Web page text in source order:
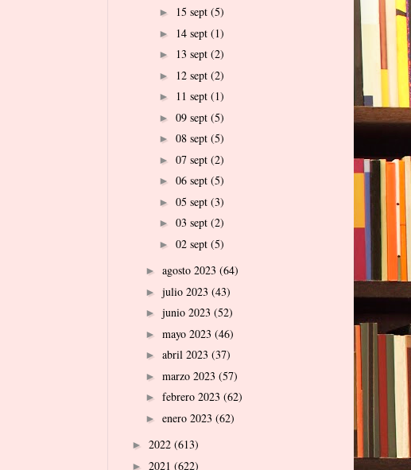
► 15 sept (5)
► 14 sept (1)
► 13 sept (2)
► 12 sept (2)
► 11 sept (1)
► 09 sept (5)
► 08 sept (5)
► 07 sept (2)
► 06 sept (5)
► 05 sept (3)
► 03 sept (2)
► 02 sept (5)
► agosto 2023 (64)
► julio 2023 (43)
► junio 2023 (52)
► mayo 2023 (46)
► abril 2023 (37)
► marzo 2023 (57)
► febrero 2023 (62)
► enero 2023 (62)
► 2022 (613)
► 2021 (622)